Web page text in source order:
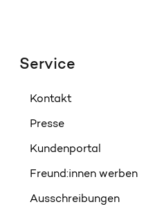
Service
Kontakt
Presse
Kundenportal
Freund:innen werben
Ausschreibungen